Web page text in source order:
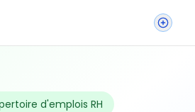
d'emplois RH